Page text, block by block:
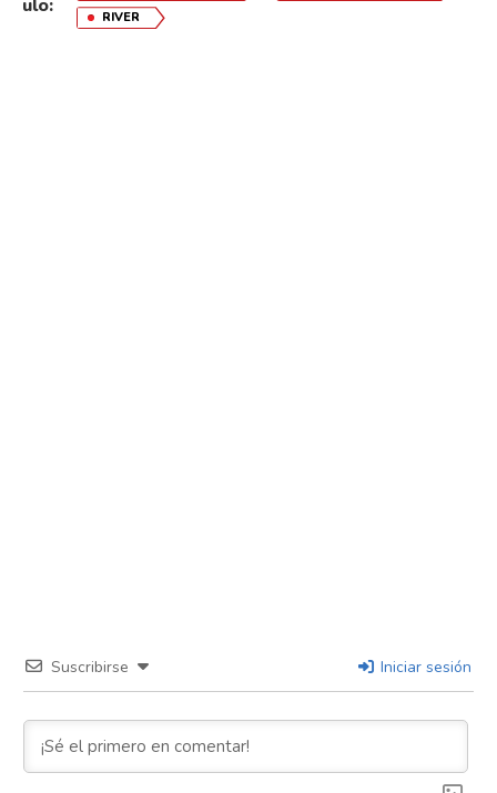
ulo: RIVER
Suscribirse Iniciar sesión